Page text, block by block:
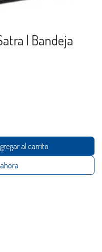
| Bandeja
al carrito